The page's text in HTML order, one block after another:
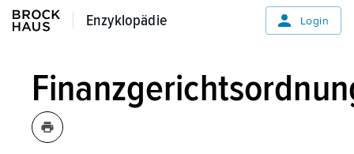
Enzyklopädie
Enzyklopädie Login